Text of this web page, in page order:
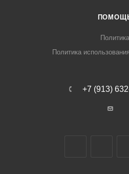
Политика
Политика
+7 (913)